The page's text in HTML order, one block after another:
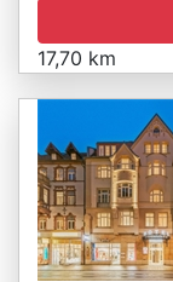
17,70 km